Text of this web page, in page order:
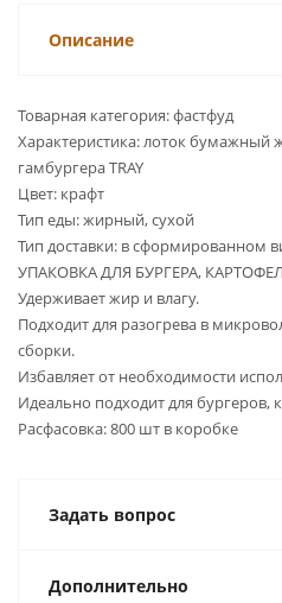
Описание
Товарная категория: фастфуд
Характеристика: лоток бумажный
гамбургера TRAY
Цвет: крафт
Тип еды: жирный, сухой
Тип доставки: в сформированном
УПАКОВКА ДЛЯ БУРГЕРА,
Удерживает жир и влагу.
Подходит для разогрева в
сборки.
Избавляет от необходимости
Идеально подходит для бургеров,
Расфасовка: 800 шт в коробке
Задать вопрос
Дополнительно